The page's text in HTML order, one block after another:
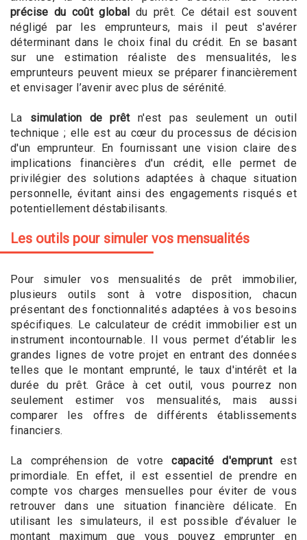
précise du coût global
du prêt. Ce détail est souvent
négligé par les emprunteurs, mais il peut s'avérer
déterminant dans le choix final du crédit. En se basant
sur une estimation réaliste des mensualités, les
emprunteurs peuvent mieux se préparer financièrement
et envisager l’avenir avec plus de sérénité.
La simulation de prêtn'est pas seulement un outil
technique ; elle est au cœur du processus de décision
d'un emprunteur. En fournissant une vision claire des
implications financières d'un crédit, elle permet de
privilégier des solutions adaptées à chaque situation
personnelle, évitant ainsi des engagements risqués et
potentiellement déstabilisants.
Les outils pour simuler vos mensualités
Pour simuler vos mensualités de prêt immobilier,
plusieurs outils sont à votre disposition, chacun
présentant des fonctionnalités adaptées à vos besoins
spécifiques. Le calculateur de crédit immobilier est un
instrument incontournable. Il vous permet d’établir les
grandes lignes de votre projet en entrant des données
telles que le montant emprunté, le taux d'intérêt et la
durée du prêt. Grâce à cet outil, vous pourrez non
seulement estimer vos mensualités, mais aussi
comparer les offres de différents établissements
financiers.
La compréhension de votrecapacité d'empruntest
primordiale. En effet, il est essentiel de prendre en
compte vos charges mensuelles pour éviter de vous
retrouver dans une situation financière délicate. En
utilisant les simulateurs, il est possible d’évaluer le
montant maximum que vous pouvez emprunter en